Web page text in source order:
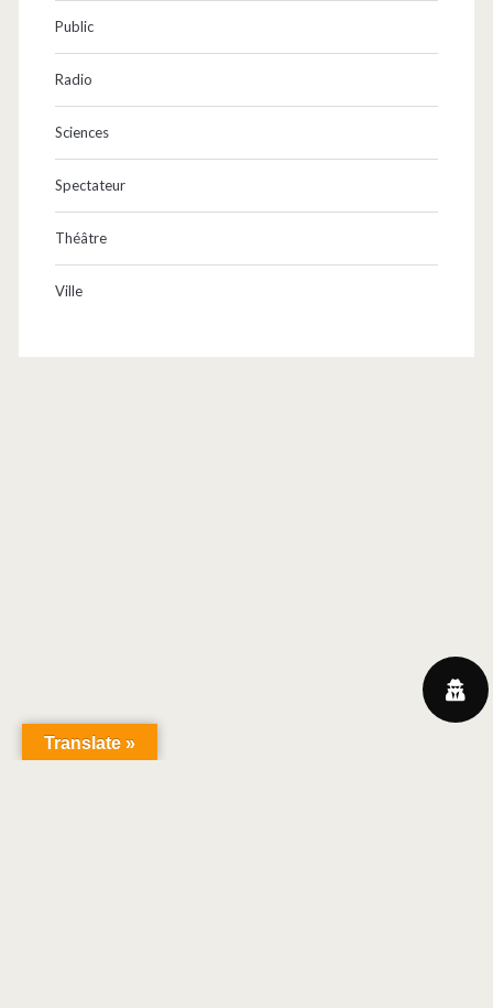
Public
Radio
Sciences
Spectateur
Théâtre
Ville
Translate »